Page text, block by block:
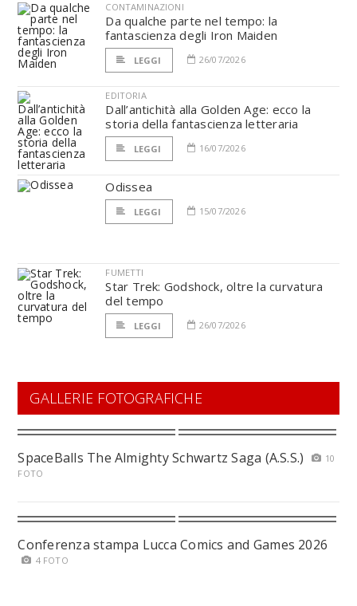
CONTAMINAZIONI
Da qualche parte nel tempo: la
fantascienza degli Iron Maiden
LEGGI 26/07/2026
EDITORIA
Dall’antichità alla Golden Age: ecco la
storia della fantascienza letteraria
LEGGI 16/07/2026
Odissea
LEGGI 15/07/2026
FUMETTI
Star Trek: Godshock, oltre la curvatura
del tempo
LEGGI 26/07/2026
GALLERIE FOTOGRAFICHE
SpaceBalls The Almighty Schwartz Saga (A.S.S.)
10
FOTO
Conferenza stampa Lucca Comics and Games 2026
4 FOTO